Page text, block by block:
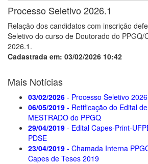
Processo Seletivo 2026.1
Relação dos candidatos com inscrição
Seletivo do curso de Doutorado do PPGQ/
2026.1.
Cadastrada em: 03/02/2026 10:42
Mais Notícias
03/02/2026 - Processo Seletivo
06/05/2019 - Retificação do Edital
MESTRADO do PPGQ
29/04/2019 - Edital Capes-Print-
PDSE
23/04/2019 - Chamada Interna
Capes de Teses 2019